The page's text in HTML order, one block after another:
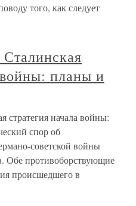
того, как следует
войны: планы и
стратегия начала войны:
спор об
советской войны
Обе противоборствующие
происшедшего в